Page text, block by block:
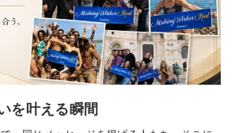
を叶える瞬間